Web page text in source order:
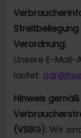
Streitbeilegung
Verordnung:
Unsere E-Mail-
lautet:
Hinweis
(VSBG): Wir